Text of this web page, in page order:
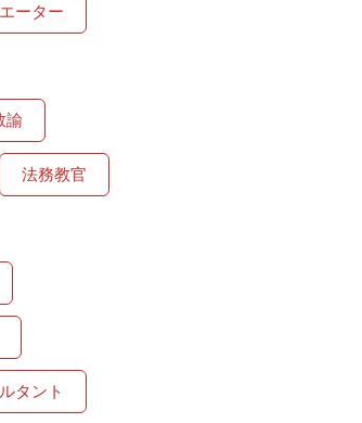
ーター
諭
法務教官
タント